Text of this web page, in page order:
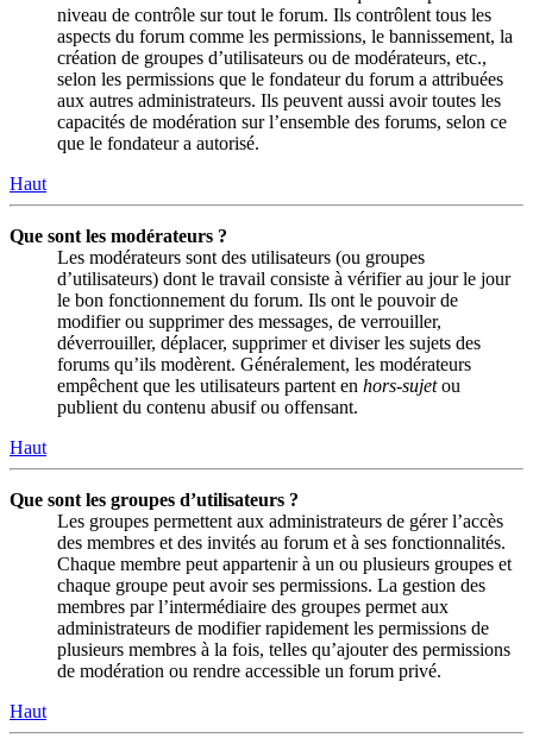
niveau de contrôle sur tout le forum. Ils contrôlent tous les
aspects du forum comme les permissions, le bannissement, la
création de groupes d’utilisateurs ou de modérateurs, etc.,
selon les permissions que le fondateur du forum a attribuées
aux autres administrateurs. Ils peuvent aussi avoir toutes les
capacités de modération sur l’ensemble des forums, selon ce
que le fondateur a autorisé.
Haut
Que sont les modérateurs ?
Les modérateurs sont des utilisateurs (ou groupes
d’utilisateurs) dont le travail consiste à vérifier au jour le jour
le bon fonctionnement du forum. Ils ont le pouvoir de
modifier ou supprimer des messages, de verrouiller,
déverrouiller, déplacer, supprimer et diviser les sujets des
forums qu’ils modèrent. Généralement, les modérateurs
empêchent que les utilisateurs partent en hors-sujetou
publient du contenu abusif ou offensant.
Haut
Que sont les groupes d’utilisateurs ?
Les groupes permettent aux administrateurs de gérer l’accès
des membres et des invités au forum et à ses fonctionnalités.
Chaque membre peut appartenir à un ou plusieurs groupes et
chaque groupe peut avoir ses permissions. La gestion des
membres par l’intermédiaire des groupes permet aux
administrateurs de modifier rapidement les permissions de
plusieurs membres à la fois, telles qu’ajouter des permissions
de modération ou rendre accessible un forum privé.
Haut